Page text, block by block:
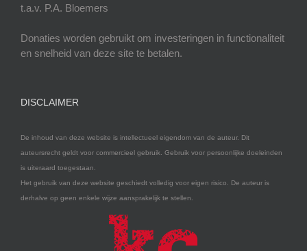
t.a.v. P.A. Bloemers
Donaties worden gebruikt om investeringen in functionaliteit
en snelheid van deze site te betalen.
DISCLAIMER
De inhoud van deze website is intellectueel eigendom van de auteur. Dit
auteursrecht geldt voor commercieel gebruik. Gebruik voor persoonlijke doeleinden
is uiteraard toegestaan.
Het gebruik van deze website geschiedt volledig voor eigen risico. De auteur is
derhalve op geen enkele wijze aansprakelijk te stellen.